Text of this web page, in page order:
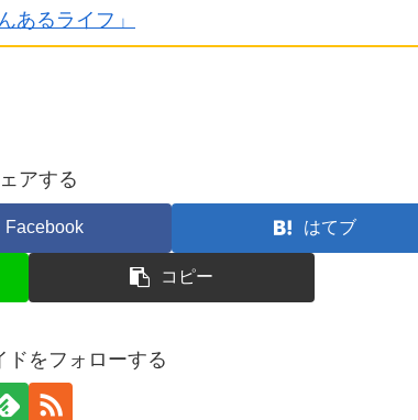
あるライフ」
アする
Facebook はてブ
コピー
ドをフォローする